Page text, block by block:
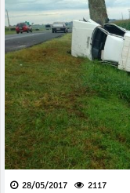
28/05/2017 2117